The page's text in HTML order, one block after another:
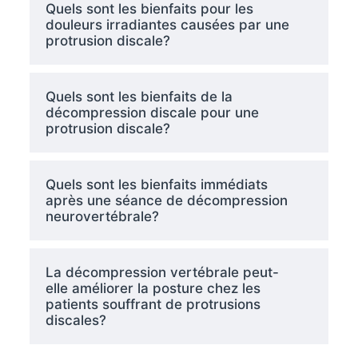
Quels sont les bienfaits pour les
douleurs irradiantes causées par une
protrusion discale?
Quels sont les bienfaits de la
décompression discale pour une
protrusion discale?
Quels sont les bienfaits immédiats
après une séance de décompression
neurovertébrale?
La décompression vertébrale peut-
elle améliorer la posture chez les
patients souffrant de protrusions
discales?